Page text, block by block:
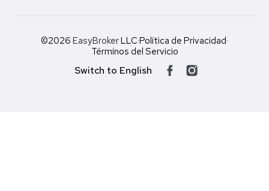
©2026 EasyBrokerLLC·Política de Privacidad·
Términos del Servicio
Switch to English